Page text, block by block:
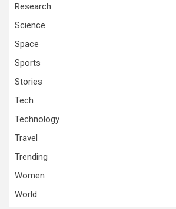
Research
Science
Space
Sports
Stories
Tech
Technology
Travel
Trending
Women
World